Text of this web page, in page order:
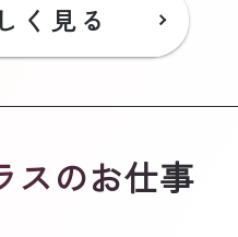
く見る
スのお仕事